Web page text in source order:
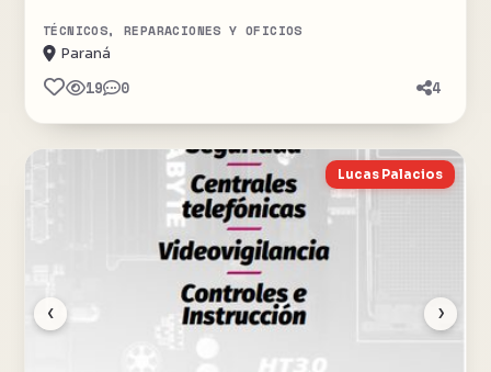
TÉCNICOS, REPARACIONES Y OFICIOS
Paraná
19 0 4
‹ ›
Lucas Palacios